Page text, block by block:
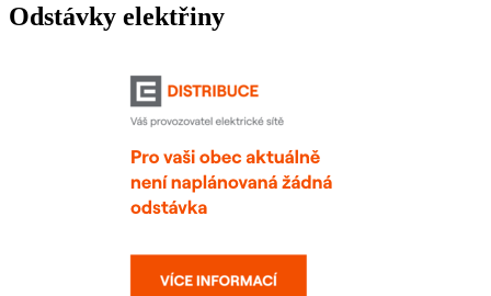
Odstávky elektřiny